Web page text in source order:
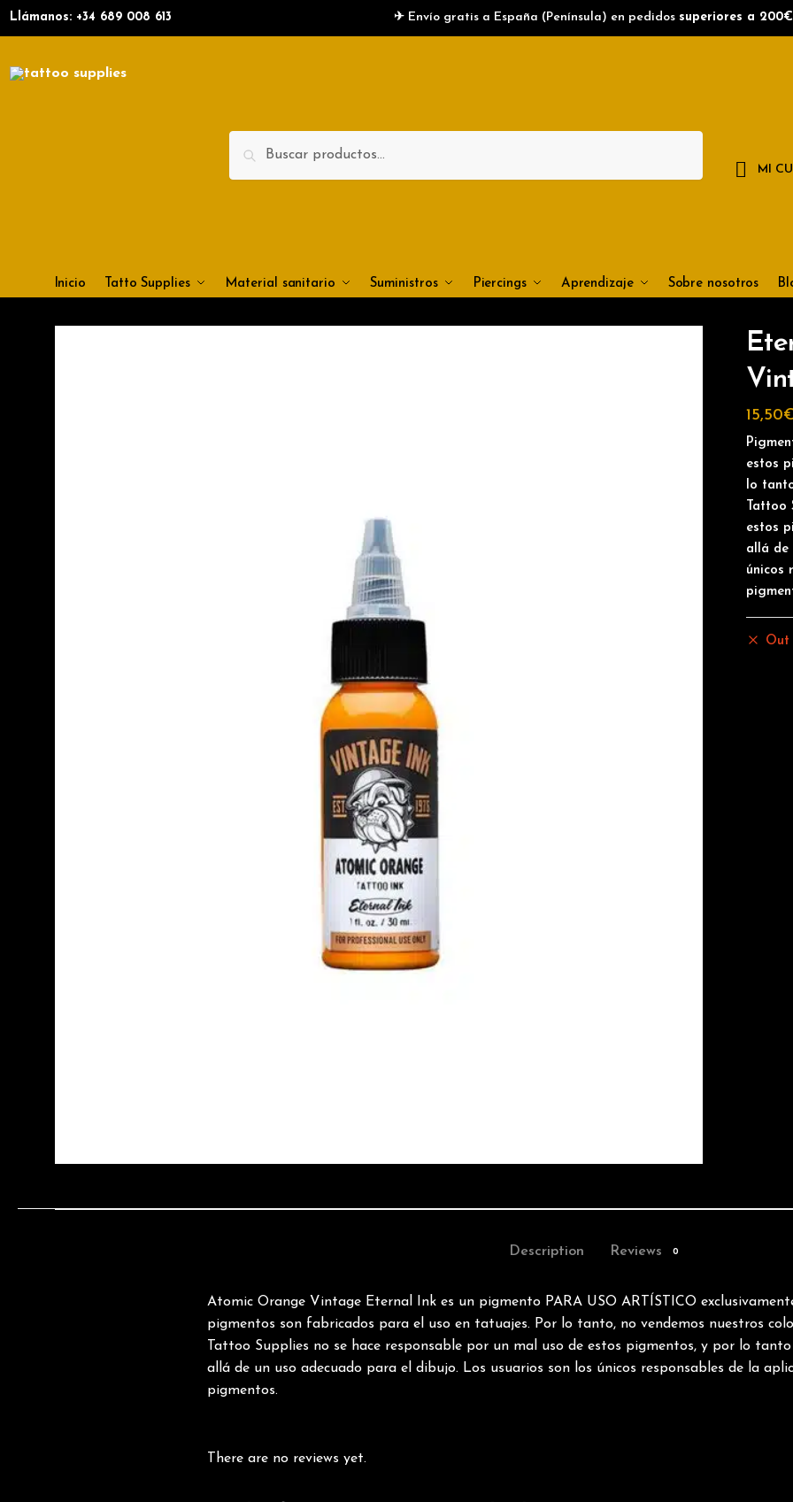
Llámanos: +34 689 008 613 ✈ Envío gratis a España (Península) en pedidos superiores a 200€
Search
MI
Inicio Tatto Supplies Material sanitario Suministros Piercings Aprendizaje Sobre nosotros
15,50
estos
lo
Tattoo
estos
allá de
únicos
Out
Nombre*
Description Reviews 0
Atomic Orange Vintage Eternal Ink es un pigmento PARA USO ARTÍSTICO
pigmentos son fabricados para el uso en tatuajes. Por lo tanto, no vendemos nuestros
Tattoo Supplies no se hace responsable por un mal uso de estos pigmentos, y por lo
allá de un uso adecuado para el dibujo. Los usuarios son los únicos responsables de la
pigmentos.
There are no reviews yet.